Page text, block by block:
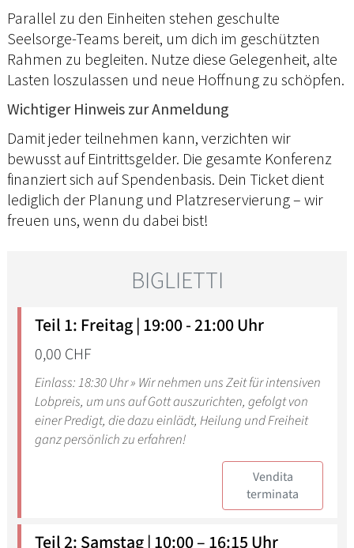
Parallel zu den Einheiten stehen geschulte
Seelsorge-Teams bereit, um dich im geschützten
Rahmen zu begleiten. Nutze diese Gelegenheit, alte
Lasten loszulassen und neue Hoffnung zu schöpfen.
Wichtiger Hinweis zur Anmeldung
Damit jeder teilnehmen kann, verzichten wir
bewusst auf Eintrittsgelder. Die gesamte Konferenz
finanziert sich auf Spendenbasis. Dein Ticket dient
lediglich der Planung und Platzreservierung – wir
freuen uns, wenn du dabei bist!